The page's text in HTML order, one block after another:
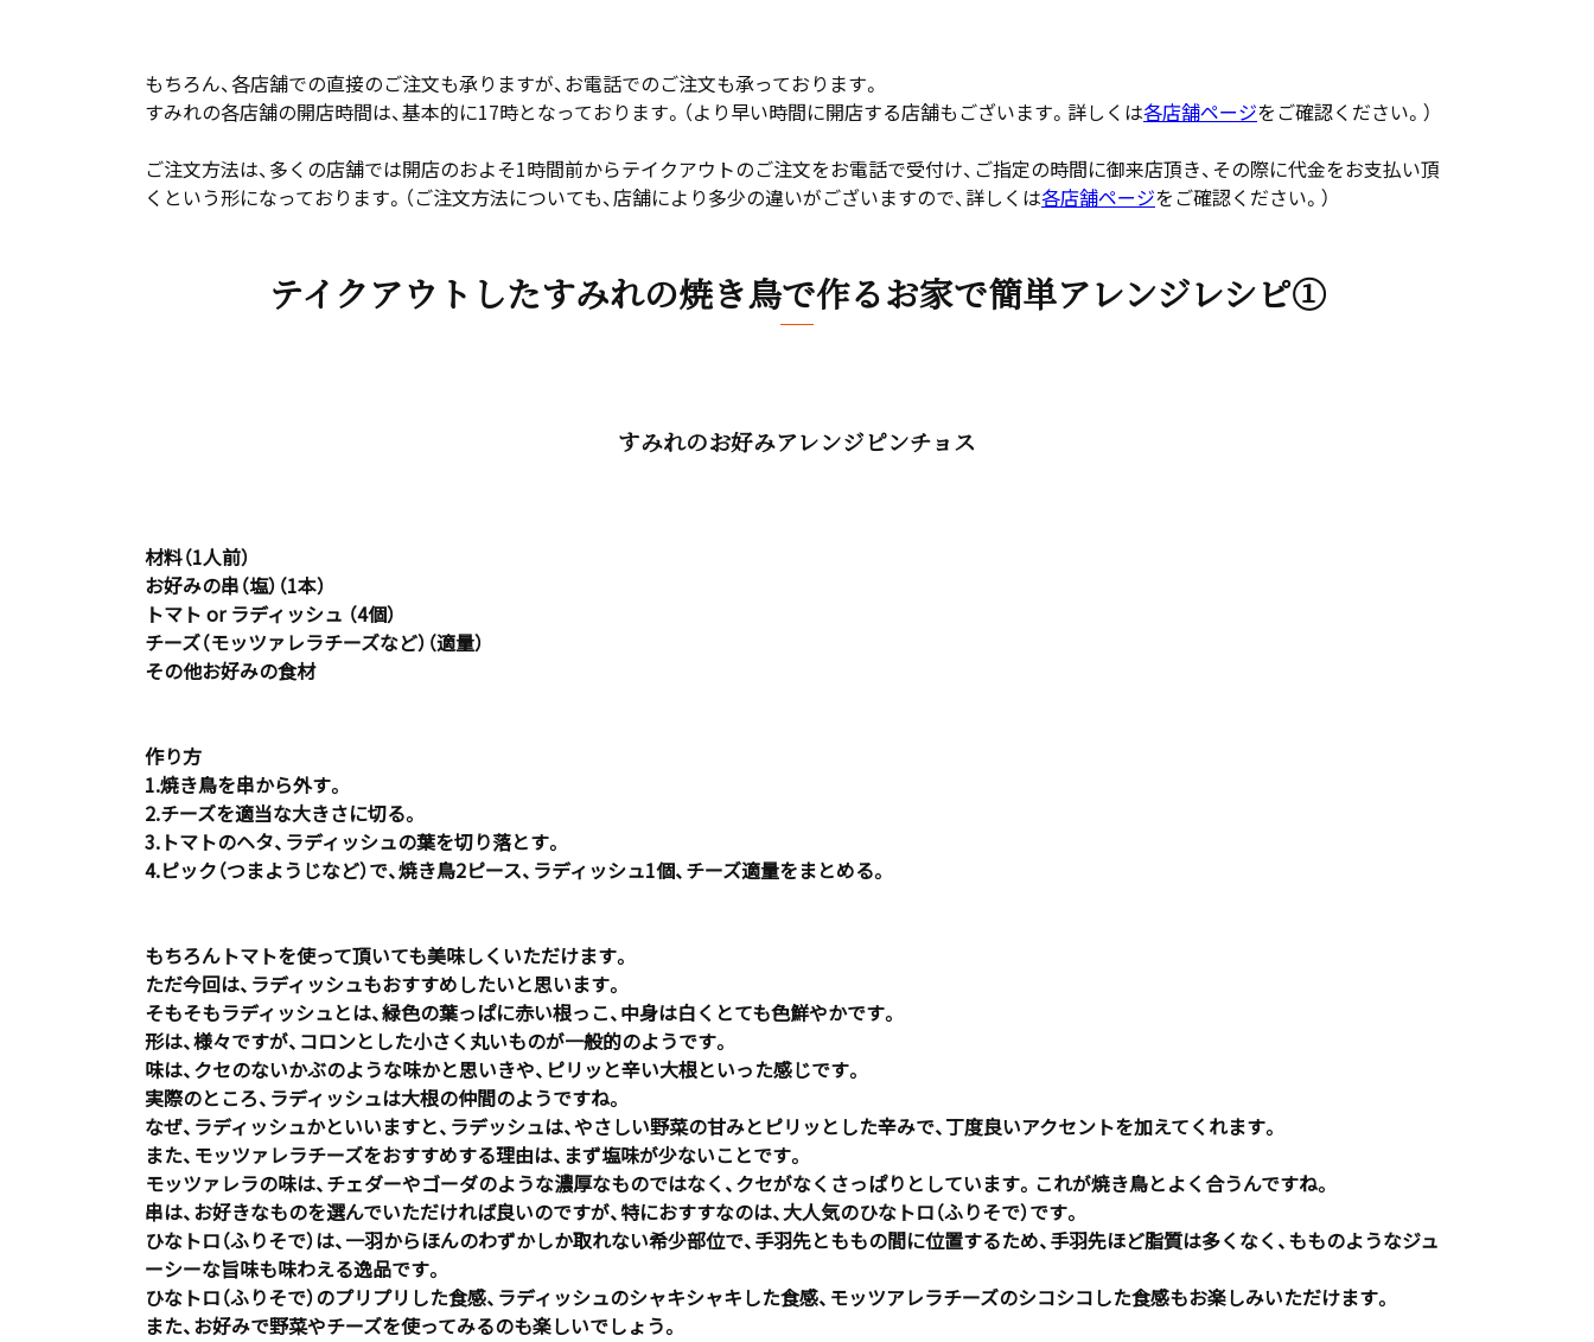
もちろん、各店舗での直接のご注文も承りますが、お電話でのご注文も承っております。
すみれの各店舗の開店時間は、基本的に17時となっております。（より早い時間に開店する店舗もございます。詳しくは各店舗ページをご確認ください。）
ご注文方法は、多くの店舗では開店のおよそ1時間前からテイクアウトのご注文をお電話で受付け、ご指定の時間に御来店頂き、その際に代金をお支払い頂
くという形になっております。（ご注文方法についても、店舗により多少の違いがございますので、詳しくは各店舗ページをご確認ください。）
テイクアウトしたすみれの焼き鳥で作るお家で簡単アレンジレシピ①
すみれのお好みアレンジピンチョス
材料（1人前）
お好みの串（塩）（1本）
トマト or ラディッシュ （4個）
チーズ（モッツァレラチーズなど）（適量）
その他お好みの食材
作り方
1.焼き鳥を串から外す。
2.チーズを適当な大きさに切る。
3.トマトのヘタ、ラディッシュの葉を切り落とす。
4.ピック（つまようじなど）で、焼き鳥2ピース、ラディッシュ1個、チーズ適量をまとめる。
もちろんトマトを使って頂いても美味しくいただけます。
ただ今回は、ラディッシュもおすすめしたいと思います。
そもそもラディッシュとは、緑色の葉っぱに赤い根っこ、中身は白くとても色鮮やかです。
形は、様々ですが、コロンとした小さく丸いものが一般的のようです。
味は、クセのないかぶのような味かと思いきや、ピリッと辛い大根といった感じです。
実際のところ、ラディッシュは大根の仲間のようですね。
なぜ、ラディッシュかといいますと、ラデッシュは、やさしい野菜の甘みとピリッとした辛みで、丁度良いアクセントを加えてくれます。
また、モッツァレラチーズをおすすめする理由は、まず塩味が少ないことです。
モッツァレラの味は、チェダーやゴーダのような濃厚なものではなく、クセがなくさっぱりとしています。これが焼き鳥とよく合うんですね。
串は、お好きなものを選んでいただければ良いのですが、特におすすなのは、大人気のひなトロ（ふりそで）です。
ひなトロ（ふりそで）は、一羽からほんのわずかしか取れない希少部位で、手羽先とももの間に位置するため、手羽先ほど脂質は多くなく、もものようなジュ
ーシーな旨味も味わえる逸品です。
ひなトロ（ふりそで）のプリプリした食感、ラディッシュのシャキシャキした食感、モッツアレラチーズのシコシコした食感もお楽しみいただけます。
また、お好みで野菜やチーズを使ってみるのも楽しいでしょう。